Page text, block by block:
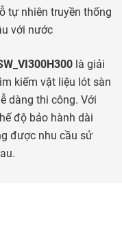
tự nhiên truyền thống
với nước
là giải
kiếm vật liệu lót sàn
dàng thi công. Với
độ bảo hành dài
được nhu cầu sử